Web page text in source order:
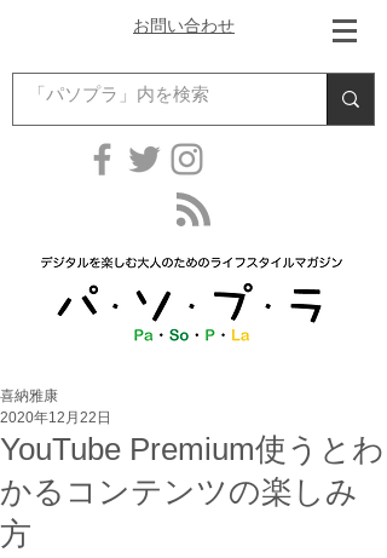
お問い合わせ
YouTube Premium使うとわ
かるコンテンツの楽しみ
方
喜納雅康
2020年12月22日